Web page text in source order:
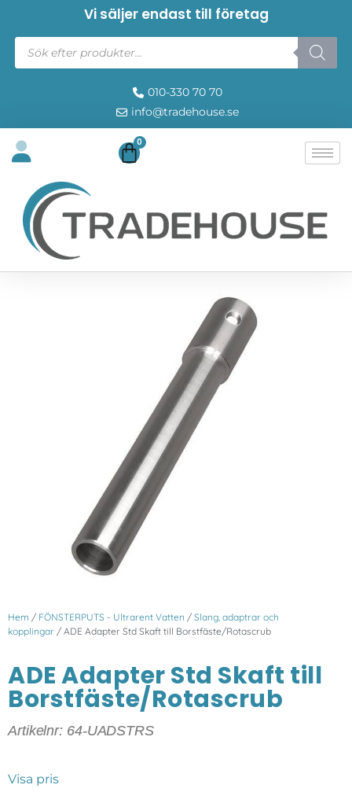
Vi säljer endast till företag
010-330 70 70
info@tradehouse.se
0
Hem / FÖNSTERPUTS - Ultrarent Vatten / Slang, adaptrar och
kopplingar / ADE Adapter Std Skaft till Borstfäste/Rotascrub
ADE Adapter Std Skaft till
Borstfäste/Rotascrub
Artikelnr: 64-UADSTRS
Visa pris